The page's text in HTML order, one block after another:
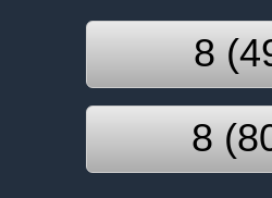
8
8